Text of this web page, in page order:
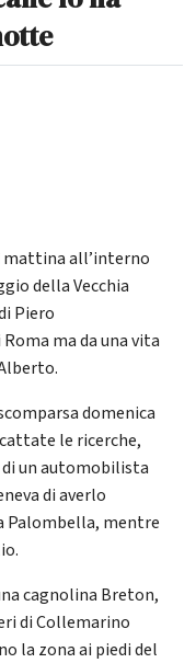
mattina all’interno
della Vecchia
Piero
ma da una vita
domenica
le ricerche,
di un automobilista
di averlo
Palombella, mentre
cagnolina Breton,
di Collemarino
la zona ai piedi del